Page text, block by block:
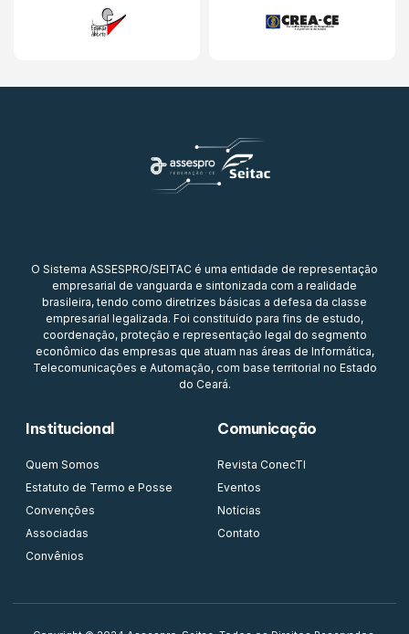
O Sistema ASSESPRO/SEITAC é uma entidade de representação
empresarial de vanguarda e sintonizada com a realidade
brasileira, tendo como diretrizes básicas a defesa da classe
empresarial legalizada. Foi constituído para fins de estudo,
coordenação, proteção e representação legal do segmento
econômico das empresas que atuam nas áreas de Informática,
Telecomunicações e Automação, com base territorial no Estado
do Ceará.
Institucional
Quem Somos
Estatuto de Termo e Posse
Convenções
Associadas
Convênios
Comunicação
Revista ConecTI
Eventos
Notícias
Contato